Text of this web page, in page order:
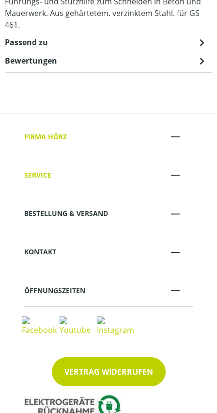
Mauerwerk. Aus gehärtetem. verzinktem Stahl. für GS
461.
Passend zu
Bewertungen
FIRMA HÖRZ
SERVICE
BESTELLUNG & VERSAND
KONTAKT
ÖFFNUNGSZEITEN
VERTRAG WIDERRUFEN